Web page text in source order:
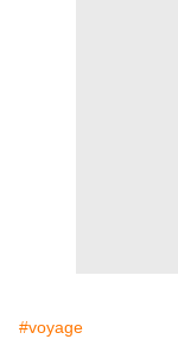
#voyage